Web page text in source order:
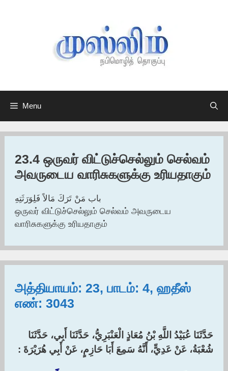
Menu
23.4 ஒருவர் விட்டுச்செல்லும் செல்வம்
அவருடைய வாரிசுகளுக்கு உரியதாகும்
باب مَنْ تَرَكَ مَالاً فَلِوَرَثَتِهِ
ஒருவர் விட்டுச்செல்லும் செல்வம் அவருடைய
வாரிசுகளுக்கு உரியதாகும்
அத்தியாயம்: 23, பாடம்: 4, ஹதீஸ்
எண்: 3043
حَدَّثَنَا عُبَيْدُ اللَّهِ بْنُ مُعَاذٍ الْعَنْبَرِيُّ، حَدَّثَنَا أَبِي، حَدَّثَنَا
شُعْبَةُ، عَنْ عَدِيٍّ، أَنَّهُ سَمِعَ أَبَا حَازِمٍ، عَنْ أَبِي هُرَيْرَةَ :‏